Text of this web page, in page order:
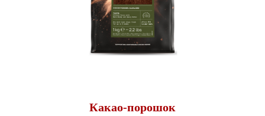
Какао-порошок